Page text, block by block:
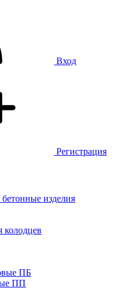
Вход
Регистрация
изделия
ПБ
ПП